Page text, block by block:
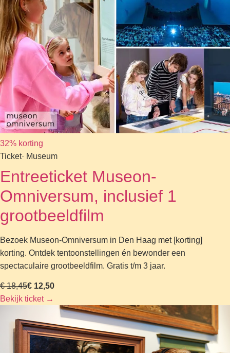
32% korting
Ticket· Museum
Entreeticket Museon-
Omniversum, inclusief 1
grootbeeldfilm
Bezoek Museon-Omniversum in Den Haag met [korting]
korting. Ontdek tentoonstellingen én bewonder een
spectaculaire grootbeeldfilm. Gratis t/m 3 jaar.
€ 18,45€ 12,50
Bekijk ticket →